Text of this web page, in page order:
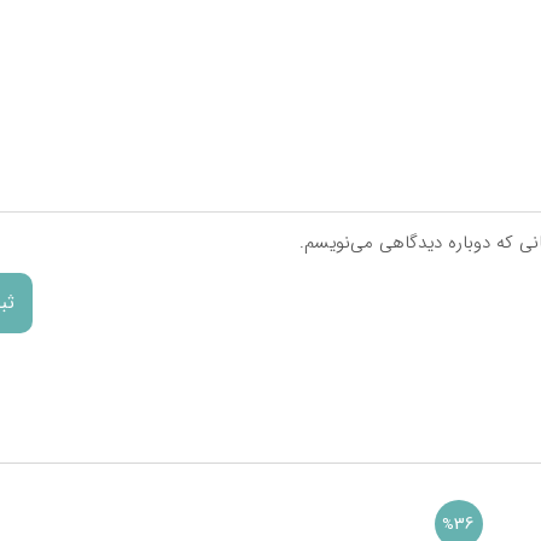
|…
که دوباره دیدگاهی می‌نویسم.
%36